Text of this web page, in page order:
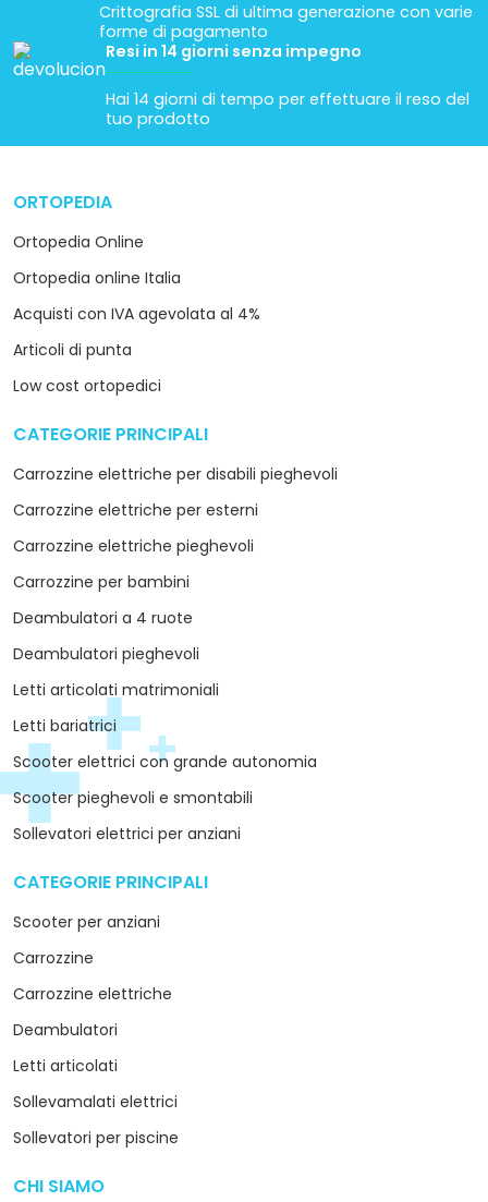
Crittografia SSL di ultima generazione con varie
forme di pagamento
Resi in 14 giorni senza impegno
Hai 14 giorni di tempo per effettuare il reso del
tuo prodotto
ORTOPEDIA
Ortopedia Online
Ortopedia online Italia
Acquisti con IVA agevolata al 4%
Articoli di punta
Low cost ortopedici
CATEGORIE PRINCIPALI
Carrozzine elettriche per disabili pieghevoli
Carrozzine elettriche per esterni
Carrozzine elettriche pieghevoli
Carrozzine per bambini
Deambulatori a 4 ruote
Deambulatori pieghevoli
Letti articolati matrimoniali
Letti bariatrici
Scooter elettrici con grande autonomia
Scooter pieghevoli e smontabili
Sollevatori elettrici per anziani
CATEGORIE PRINCIPALI
Scooter per anziani
Carrozzine
Carrozzine elettriche
Deambulatori
Letti articolati
Sollevamalati elettrici
Sollevatori per piscine
CHI SIAMO